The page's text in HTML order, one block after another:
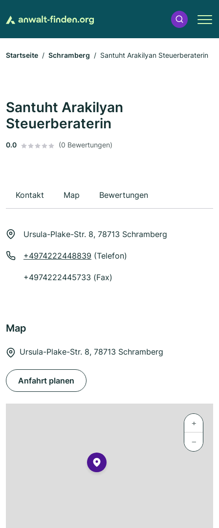
Startseite Schramberg Santuht Arakilyan Steuerberaterin
Santuht Arakilyan
Steuerberaterin
0.0 (0 Bewertungen)
Kontakt Map Bewertungen
Ursula-Plake-Str. 8, 78713 Schramberg
+4974222448839 (Telefon)
+4974222445733 (Fax)
Map
Ursula-Plake-Str. 8, 78713 Schramberg
Anfahrt planen
+
−